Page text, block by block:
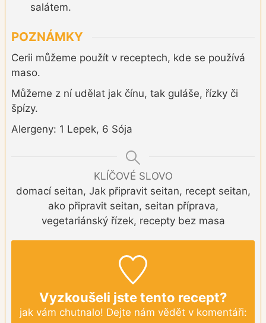
salátem.
POZNÁMKY
Cerii můžeme použít v receptech, kde se používá
maso.
Můžeme z ní udělat jak čínu, tak guláše, řízky či
špízy.
Alergeny: 1 Lepek, 6 Sója
KLÍČOVÉ SLOVO
domací seitan, Jak připravit seitan, recept seitan,
ako připravit seitan, seitan příprava,
vegetariánský řízek, recepty bez masa
Vyzkoušeli jste tento recept?
jak vám chutnalo! Dejte nám vědět v komentáři: